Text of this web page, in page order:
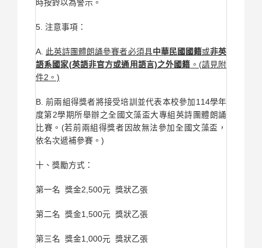
時按鈴以為警示。
5. 注意事項：
A. 此英詩團體朗誦參賽者必須具中華民國國籍或非英
語系國家(英語非官方或通用語言)之外國籍 。(請見附
件2。)
B. 前兩組得獎者將接受培訓並代表本校參加114學年
度第2學期所舉辦之全國文藻盃大專組英詩團體朗誦
比賽。(若前兩組得獎者因故無法參加全國文藻盃，
依名次遞補參賽。)
十、獎勵方式：
第一名 獎金2,500元 獎狀乙張
第二名 獎金1,500元 獎狀乙張
第三名 獎金1,000元 獎狀乙張